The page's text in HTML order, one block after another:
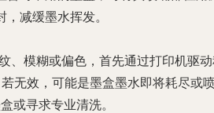
减缓墨水挥发。
、模糊或偏色，首先通过打印机驱
无效，可能是墨盒墨水即将耗尽或
或寻求专业清洗。